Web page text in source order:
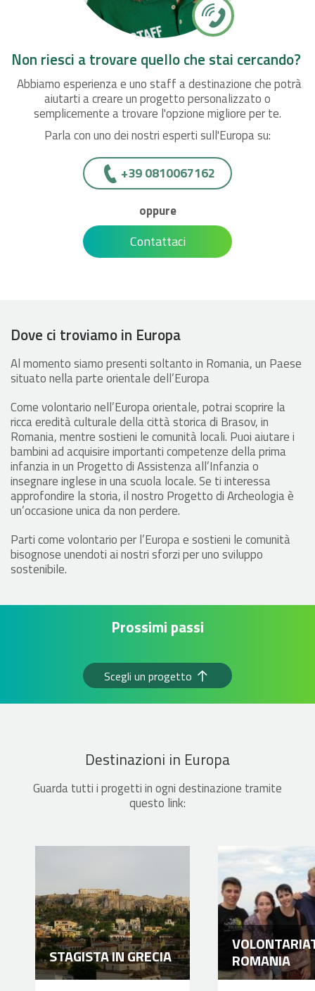
Non riesci a trovare quello che stai cercando?
Abbiamo esperienza e uno staff a destinazione che potrà
aiutarti a creare un progetto personalizzato o
semplicemente a trovare l'opzione migliore per te.
Parla con uno dei nostri esperti sull'Europa su:
+39 0810067162
oppure
Contattaci
Dove ci troviamo in Europa
Al momento siamo presenti soltanto in Romania, un Paese
situato nella parte orientale dell’Europa
Come volontario nell’Europa orientale, potrai scoprire la
ricca eredità culturale della città storica di Brasov, in
Romania, mentre sostieni le comunità locali. Puoi aiutare i
bambini ad acquisire importanti competenze della prima
infanzia in un Progetto di Assistenza all’Infanzia o
insegnare inglese in una scuola locale. Se ti interessa
approfondire la storia, il nostro Progetto di Archeologia è
un’occasione unica da non perdere.
Parti come volontario per l’Europa e sostieni le comunità
bisognose unendoti ai nostri sforzi per uno sviluppo
sostenibile.
Prossimi passi
Scegli un progetto
Destinazioni in Europa
Guarda tutti i progetti in ogni destinazione tramite
questo link:
STAGISTA IN GRECIA ROMANIA